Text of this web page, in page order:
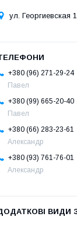
ул. Георгиевская
+380 (96) 271-29-24
Павел
+380 (99) 665-20-40
Павел
+380 (66) 283-23-61
Александр
+380 (93) 761-76-01
Александр